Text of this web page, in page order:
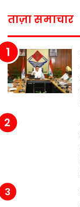
ताज़ा समाचार